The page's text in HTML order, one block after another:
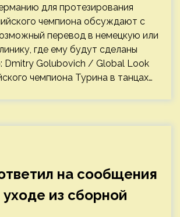
для протезирования
чемпиона обсуждают с
перевод в немецкую или
где ему будут сделаны
Dmitry Golubovich / Global Look
чемпиона Турина в танцах…
на сообщения
из сборной